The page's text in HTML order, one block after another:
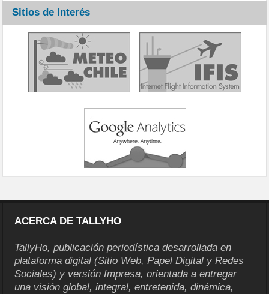
Sitios de Interés
ACERCA DE TALLYHO
TallyHo, publicación periodística desarrollada en
plataforma digital (Sitio Web, Papel Digital y Redes
Sociales) y versión Impresa, orientada a entregar
una visión global, integral, entretenida, dinámica,